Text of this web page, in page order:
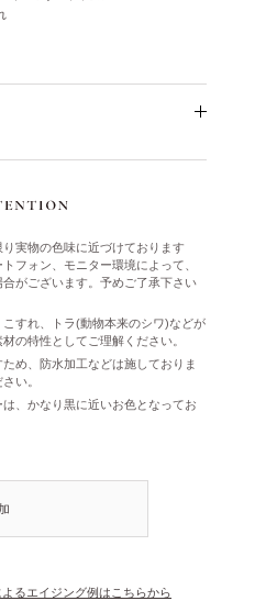
実物の色味に近づけております
フォン、モニター環境によって、
がございます。予めご了承下さい
すれ、トラ(動物本来のシワ)などが
の特性としてご理解ください。
め、防水加工などは施しておりま
い。
、かなり黒に近いお色となってお
るエイジング例はこちらから